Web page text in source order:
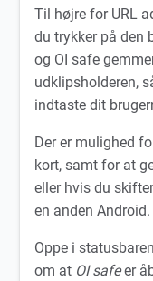
Til højre for URL
du trykker på den
og OI safe
udklipsholderen,
indtaste dit
Der er mulighed
kort, samt for at
eller hvis du
en anden Android.
Oppe i
om at OI safeer